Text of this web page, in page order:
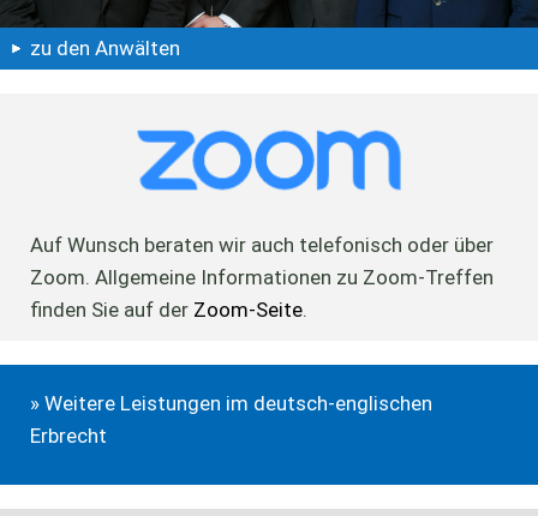
zu den Anwälten
Auf Wunsch beraten wir auch telefonisch oder über
Zoom. Allgemeine Informationen zu Zoom-Treffen
finden Sie auf der Zoom-Seite.
» Weitere Leistungen im deutsch-englischen
Erbrecht